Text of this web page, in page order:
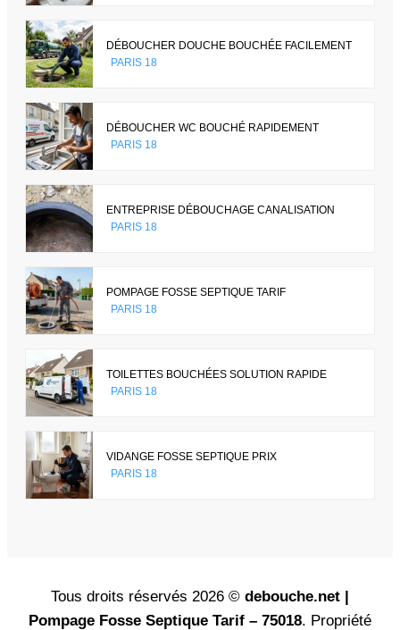
DÉBOUCHER DOUCHE BOUCHÉE FACILEMENT
PARIS 18
DÉBOUCHER WC BOUCHÉ RAPIDEMENT
PARIS 18
ENTREPRISE DÉBOUCHAGE CANALISATION
PARIS 18
POMPAGE FOSSE SEPTIQUE TARIF
PARIS 18
TOILETTES BOUCHÉES SOLUTION RAPIDE
PARIS 18
VIDANGE FOSSE SEPTIQUE PRIX
PARIS 18
Tous droits réservés 2026 © debouche.net |
Pompage Fosse Septique Tarif – 75018. Propriété